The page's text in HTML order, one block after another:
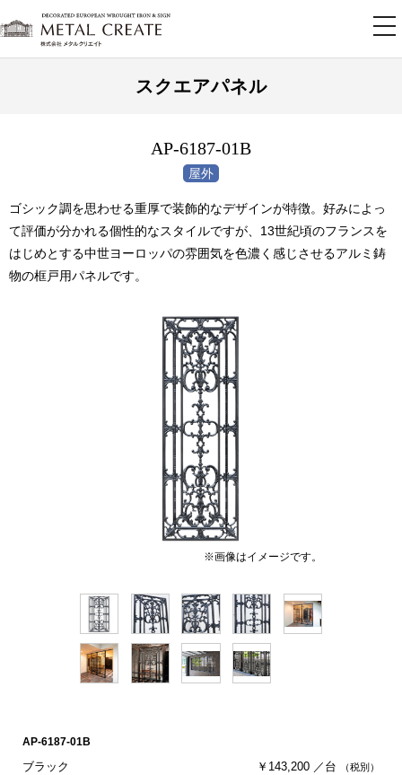
スクエアパネル
AP-6187-01B
ゴシック調を思わせる重厚で装飾的なデザインが特徴。好みによっ
て評価が分かれる個性的なスタイルですが、13世紀頃のフランスを
はじめとする中世ヨーロッパの雰囲気を色濃く感じさせるアルミ鋳
物の框戸用パネルです。
※画像はイメージです。
AP-6187-01B
ブラック ￥143,200 ／台 （税別）